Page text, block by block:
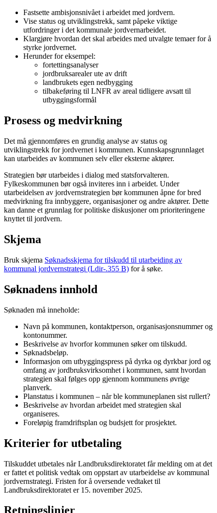
Fastsette ambisjonsnivået i arbeidet med jordvern.
Vise status og utviklingstrekk, samt påpeke viktige
utfordringer i det kommunale jordvernarbeidet.
Klargjøre hvordan det skal arbeides med utvalgte temaer for å
styrke jordvernet.
Herunder for eksempel:
fortettingsanalyser
jordbruksarealer ute av drift
landbrukets egen nedbygging
tilbakeføring til LNFR av areal tidligere avsatt til
utbyggingsformål
Prosess og medvirkning
Det må gjennomføres en grundig analyse av status og
utviklingstrekk for jordvernet i kommunen. Kunnskapsgrunnlaget
kan utarbeides av kommunen selv eller eksterne aktører.
Strategien bør utarbeides i dialog med statsforvalteren.
Fylkeskommunen bør også inviteres inn i arbeidet. Under
utarbeidelsen av jordvernstrategien bør kommunen åpne for bred
medvirkning fra innbyggere, organisasjoner og andre aktører. Dette
kan danne et grunnlag for politiske diskusjoner om prioriteringene
knyttet til jordvern.
Skjema
Bruk skjema Søknadsskjema for tilskudd til utarbeiding av
kommunal jordvernstrategi (Ldir-.355 B) for å søke.
Søknadens innhold
Søknaden må inneholde:
Navn på kommunen, kontaktperson, organisasjonsnummer og
kontonummer.
Beskrivelse av hvorfor kommunen søker om tilskudd.
Søknadsbeløp.
Informasjon om utbyggingspress på dyrka og dyrkbar jord og
omfang av jordbruksvirksomhet i kommunen, samt hvordan
strategien skal følges opp gjennom kommunens øvrige
planverk.
Planstatus i kommunen – når ble kommuneplanen sist rullert?
Beskrivelse av hvordan arbeidet med strategien skal
organiseres.
Foreløpig framdriftsplan og budsjett for prosjektet.
Kriterier for utbetaling
Tilskuddet utbetales når Landbruksdirektoratet får melding om at det
er fattet et politisk vedtak om oppstart av utarbeidelse av kommunal
jordvernstrategi. Fristen for å oversende vedtaket til
Landbruksdirektoratet er 15. november 2025.
Retningslinjer